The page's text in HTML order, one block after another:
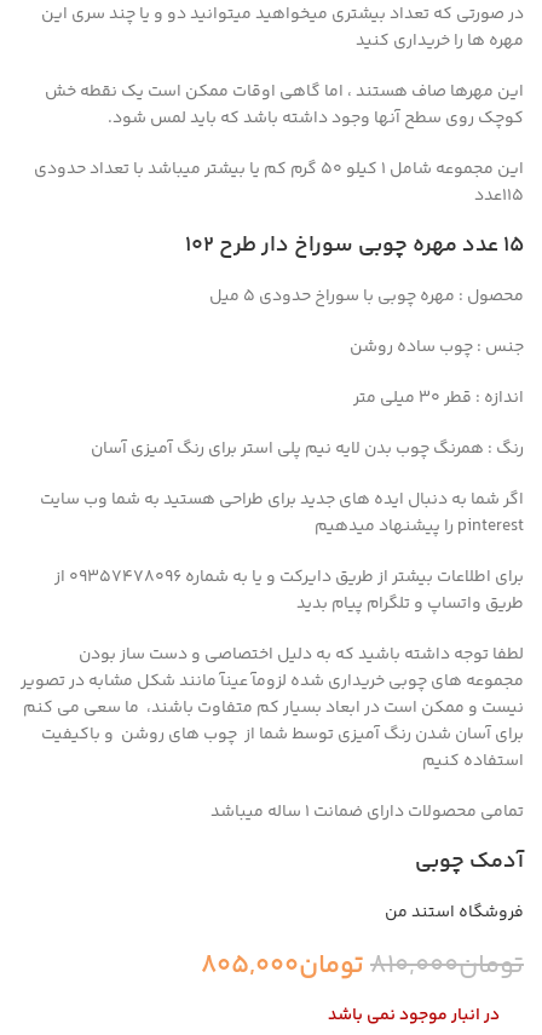
در صورتی که تعداد بیشتری میخواهید میتوانید دو و یا چند سری این
مهره ها را خریداری کنید
این مهرها صاف هستند ، اما گاهی اوقات ممکن است یک نقطه خش
کوچک روی سطح آنها وجود داشته باشد که باید لمس شود.
این مجموعه شامل 1 کیلو 50 گرم کم یا بیشتر میباشد با تعداد حدودی
115عدد
۱۵ عدد مهره چوبی سوراخ دار طرح ۱۰۲
محصول : مهره چوبی با سوراخ حدودی 5 میل
جنس : چوب ساده روشن
اندازه : قطر 30 میلی متر
رنگ : همرنگ چوب بدن لایه نیم پلی استر برای رنگ آمیزی آسان
اگر شما به دنبال ایده های جدید برای طراحی هستید به شما وب سایت
pinterest را پیشنهاد میدهیم
برای اطلاعات بیشتر از طریق دایرکت و یا به شماره 09357478096 از
طریق واتساپ و تلگرام پیام بدید
لطفا توجه داشته باشید که به دلیل اختصاصی و دست ساز بودن
مجموعه های چوبی خریداری شده لزومآ عینآ مانند شکل مشابه در تصویر
نیست و ممکن است در ابعاد بسیار کم متفاوت باشند، ما سعی می کنم
برای آسان شدن رنگ آمیزی توسط شما از چوب های روشن و باکیفیت
استفاده کنیم
تمامی محصولات دارای ضمانت ۱ ساله میباشد
آدمک چوبی
فروشگاه استند من
تومان810,000تومان805,000
در انبار موجود نمی باشد